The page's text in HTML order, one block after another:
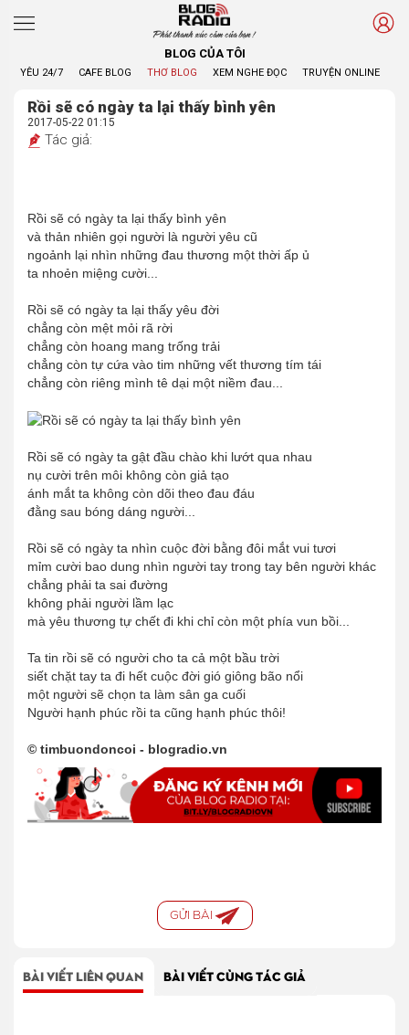
Phát thanh xúc cảm của bạn !
BLOG CỦA TÔI
YÊU 24/7 CAFE BLOG THƠ BLOG XEM NGHE ĐỌC TRUYỆN ONLINE
Rồi sẽ có ngày ta lại thấy bình yên
2017-05-22 01:15
Tác giả:
Rồi sẽ có ngày ta lại thấy bình yên
và thản nhiên gọi người là người yêu cũ
ngoảnh lại nhìn những đau thương một thời ấp ủ
ta nhoẻn miệng cười...
Rồi sẽ có ngày ta lại thấy yêu đời
chẳng còn mệt mỏi rã rời
chẳng còn hoang mang trống trải
chẳng còn tự cứa vào tim những vết thương tím tái
chẳng còn riêng mình tê dại một niềm đau...
Rồi sẽ có ngày ta gật đầu chào khi lướt qua nhau
nụ cười trên môi không còn giả tạo
ánh mắt ta không còn dõi theo đau đáu
đằng sau bóng dáng người...
Rồi sẽ có ngày ta nhìn cuộc đời bằng đôi mắt vui tươi
mỉm cười bao dung nhìn người tay trong tay bên người khác
chẳng phải ta sai đường
không phải người lầm lạc
mà yêu thương tự chết đi khi chỉ còn một phía vun bồi...
Ta tin rồi sẽ có người cho ta cả một bầu trời
siết chặt tay ta đi hết cuộc đời gió giông bão nổi
một người sẽ chọn ta làm sân ga cuối
Người hạnh phúc rồi ta cũng hạnh phúc thôi!
© timbuondoncoi - blogradio.vn
GỬI BÀI
BÀI VIẾT LIÊN QUAN BÀI VIẾT CÙNG TÁC GIẢ